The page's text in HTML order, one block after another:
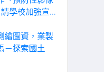
學校加強宣...
繪圖資，業製
－探索國土